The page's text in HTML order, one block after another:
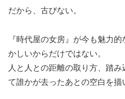
だから、古びない。
『時代屋の女房』が今も魅力
かしいからだけではない。
人と人との距離の取り方、踏
て誰かが去ったあとの空白を描